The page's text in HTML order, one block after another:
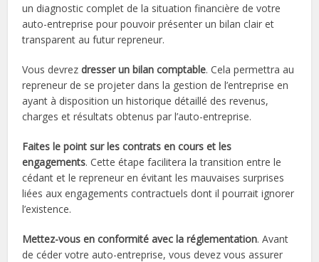
un diagnostic complet de la situation financière de votre
auto-entreprise pour pouvoir présenter un bilan clair et
transparent au futur repreneur.
Vous devrez dresser un bilan comptable. Cela permettra au
repreneur de se projeter dans la gestion de l’entreprise en
ayant à disposition un historique détaillé des revenus,
charges et résultats obtenus par l’auto-entreprise.
Faites le point sur les contrats en cours et les
engagements. Cette étape facilitera la transition entre le
cédant et le repreneur en évitant les mauvaises surprises
liées aux engagements contractuels dont il pourrait ignorer
l’existence.
Mettez-vous en conformité avec la réglementation. Avant
de céder votre auto-entreprise, vous devez vous assurer